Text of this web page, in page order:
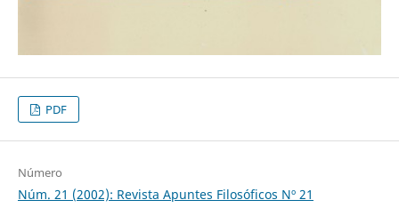
PDF
Número
Núm. 21 (2002): Revista Apuntes Filosóficos Nº 21